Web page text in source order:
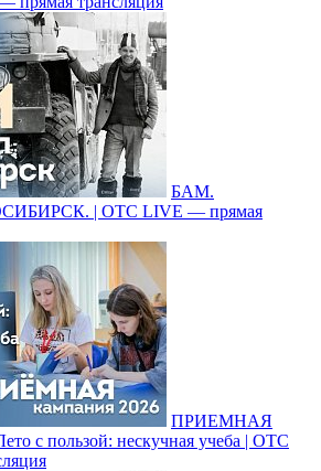
БАМ.
| ОТС LIVE — прямая
ПРИЕМНАЯ
с пользой: нескучная учеба | ОТС